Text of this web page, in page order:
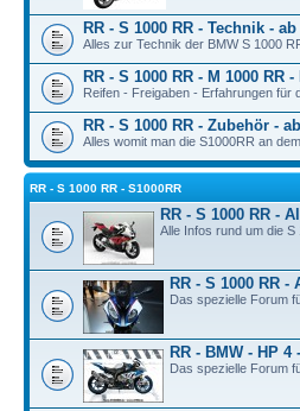
RR - S 1000 RR - Technik -
Alles zur Technik der BMW S 1000
RR - S 1000 RR - M 1000 RR
Reifen - Freigaben - Erfahrungen für
RR - S 1000 RR - Zubehör -
Alles womit man die S1000RR an
RR - S 1000 RR - S1000RR
RR - S 1000 RR -
Alle Infos rund um die S
RR - S 1000 RR
Das spezielle Forum
RR - BMW - HP
Das spezielle Forum